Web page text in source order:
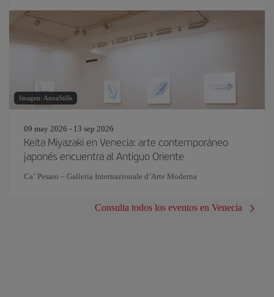
Imagen: AnnaStills
09 may 2026 - 13 sep 2026
Keita Miyazaki en Venecia: arte contemporáneo
japonés encuentra al Antiguo Oriente
Ca’ Pesaro – Galleria Internazionale d’Arte Moderna
Consulta todos los eventos en Venecia